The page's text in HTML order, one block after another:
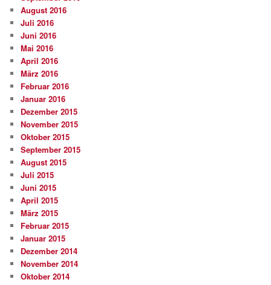
August 2016
Juli 2016
Juni 2016
Mai 2016
April 2016
März 2016
Februar 2016
Januar 2016
Dezember 2015
November 2015
Oktober 2015
September 2015
August 2015
Juli 2015
Juni 2015
April 2015
März 2015
Februar 2015
Januar 2015
Dezember 2014
November 2014
Oktober 2014